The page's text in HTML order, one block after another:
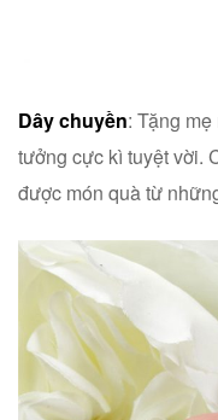
Dây chuyền: Tặng
tưởng cực kì tuyệt vời.
được món quà từ